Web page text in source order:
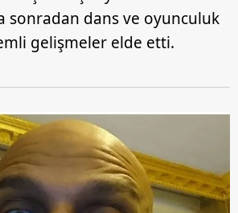
sonradan dans ve oyunculuk
gelişmeler elde etti.